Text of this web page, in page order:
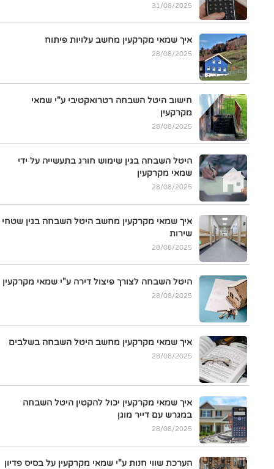
31/08/2025
איך שמאי מקרקעין מחשב עלויות פיתוח
28/08/2025
חישוב היטל השבחה רטרואקטיבי ע"י שמאי
מקרקעין
28/08/2025
היטל השבחה בגין שימוש חורג בתעשייה על ידי
שמאי מקרקעין
28/08/2025
איך שמאי מקרקעין מחשב היטל השבחה בגין שטחי
שירות
28/08/2025
היטל השבחה לצורך פיצול דירה ע"י שמאי מקרקעין
28/08/2025
איך שמאי מקרקעין מחשב היטל השבחה בשלבים
28/08/2025
איך שמאי מקרקעין יכול להקטין היטל השבחה
במגרש עם דייר מוגן
28/08/2025
הערכת שווי חנות ע"י שמאי מקרקעין על בסיס פדיון